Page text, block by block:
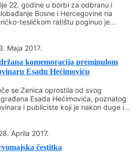
22. godine u borbi za odbranu i
Bosne i Hercegovine na
teslićkom ratištu poginuo je
Maja 2017.
komemoracija preminulom
Esadu Hećimoviću
se Zenica oprostila od svog
Esada Hećimovića, poznatog
i publiciste koji je nakon duge i
Aprila 2017.
čestitka